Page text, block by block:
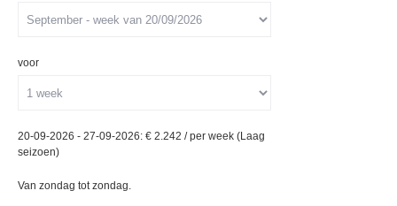
voor
20-09-2026 - 27-09-2026: € 2.242 / per week (Laag
seizoen)
Van zondag tot zondag.